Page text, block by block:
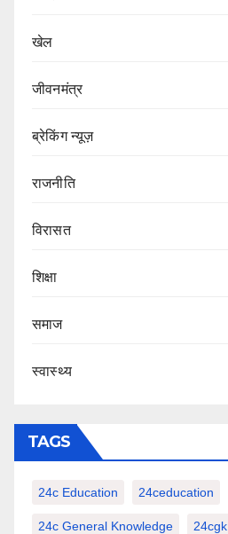
खेल
जीवनमंत्र
ब्रेकिंग न्यूज़
राजनीति
‍‍विरासत
शिक्षा
समाज
स्वास्थ्य
TAGS
24c Education 24ceducation
24c General Knowledge 24cgk